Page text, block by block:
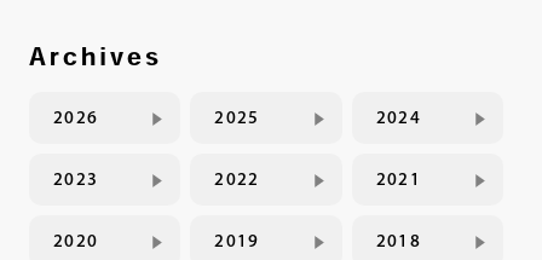
Archives
2026 2025 2024
2023 2022 2021
2020 2019 2018